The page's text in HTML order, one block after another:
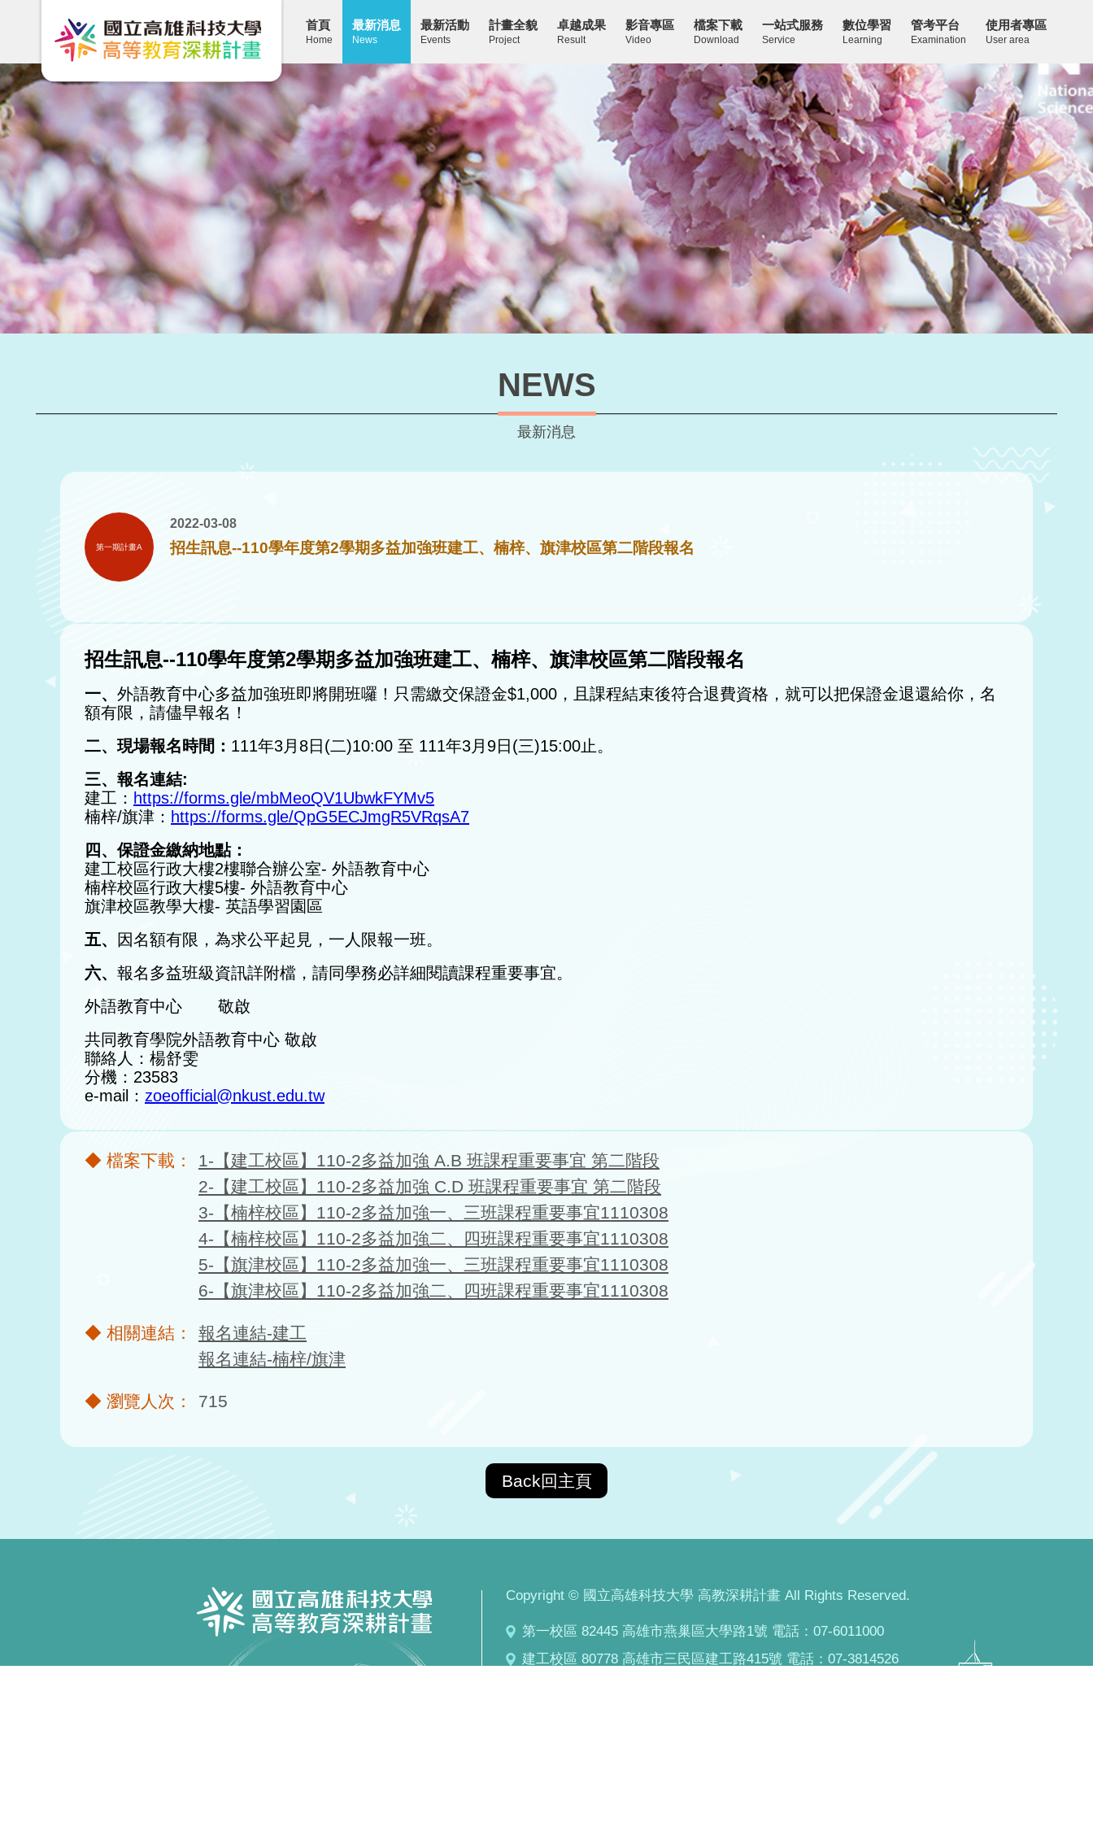
首頁
Home
最新消息
News
最新活動
Events
計畫全貌
Project
卓越成果
Result
影音專區
Video
檔案下載
Download
一站式服務
Service
數位學習
Learning
管考平台
Examination
使用者專區
User area
NEWS
最新消息
第一期計畫A
2022-03-08
招生訊息--110學年度第2學期多益加強班建工、楠梓、旗津校區第二階段報名
招生訊息--110學年度第2學期多益加強班建工、楠梓、旗津校區第二階段報名
一、 外語教育中心多益加強班即將開班囉！只需繳交保證金$1,000，且課程結束後符合退費資格，就可以把保證金退還給你，名
額有限，請儘早報名！
二、現場報名時間： 111年3月8日(二)10:00 至 111年3月9日(三)15:00止。
三、報名連結:
建工： https://forms.gle/mbMeoQV1UbwkFYMv5
楠梓/旗津： https://forms.gle/QpG5ECJmgR5VRqsA7
四、保證金繳納地點：
建工校區行政大樓2樓聯合辦公室- 外語教育中心
楠梓校區行政大樓5樓- 外語教育中心
旗津校區教學大樓- 英語學習園區
五、 因名額有限，為求公平起見，一人限報一班。
六、 報名多益班級資訊詳附檔，請同學務必詳細閱讀課程重要事宜。
外語教育中心 敬啟
共同教育學院外語教育中心 敬啟
聯絡人：楊舒雯
分機：23583
e-mail： zoeofficial@nkust.edu.tw
1-【建工校區】110-2多益加強 A.B 班課程重要事宜 第二階段
2-【建工校區】110-2多益加強 C.D 班課程重要事宜 第二階段
3-【楠梓校區】110-2多益加強一、三班課程重要事宜1110308
4-【楠梓校區】110-2多益加強二、四班課程重要事宜1110308
5-【旗津校區】110-2多益加強一、三班課程重要事宜1110308
6-【旗津校區】110-2多益加強二、四班課程重要事宜1110308
報名連結-建工
報名連結-楠梓/旗津
715
Back回主頁
Copyright © 國立高雄科技大學 高教深耕計畫 All Rights Reserved.
第一校區 82445 高雄市燕巢區大學路1號 電話：07-6011000
建工校區 80778 高雄市三民區建工路415號 電話：07-3814526